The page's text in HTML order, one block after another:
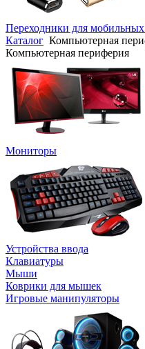
Переходники для мобильных
Каталог Компьютерная
Компьютерная периферия
Мониторы
Устройства ввода
Клавиатуры
Мыши
Коврики для мышек
Игровые манипуляторы